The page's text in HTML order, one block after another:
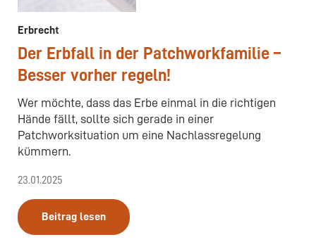
Erbrecht
Der Erbfall in der Patchworkfamilie –
Besser vorher regeln!
Wer möchte, dass das Erbe einmal in die richtigen
Hände fällt, sollte sich gerade in einer
Patchworksituation um eine Nachlassregelung
kümmern.
23.01.2025
Beitrag lesen